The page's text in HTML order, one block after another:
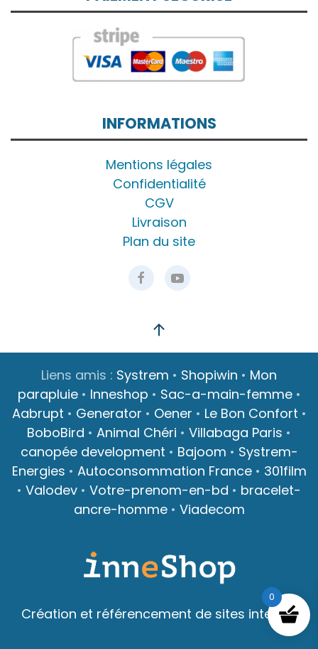
INFORMATIONS
Mentions légales
Confidentialité
CGV
Livraison
Plan du site
Liens amis : Systrem • Shopiwin • Mon
parapluie• Inneshop • Sac-a-main-femme•
Aabrupt • Generator • Oener • Le Bon Confort •
BoboBird • Animal Chéri • Villabaga Paris •
canopée development • Bajoom • Systrem-
Energies • Autoconsommation France• 301film
• Valodev • Votre-prenom-en-bd • bracelet-
ancre-homme• Viadecom
0
Création et référencement de sites internet